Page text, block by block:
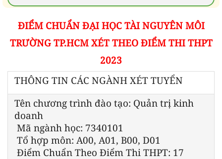
ĐIỂM CHUẨN ĐẠI HỌC TÀI NGUYÊN MÔI
TRƯỜNG TP.HCM XÉT THEO ĐIỂM THI THPT
2023
THÔNG TIN CÁC NGÀNH XÉT TUYỂN
Tên chương trình đào tạo: Quản trị kinh
doanh
Mã ngành học: 7340101
Tổ hợp môn: A00, A01, B00, D01
Điểm Chuẩn Theo Điểm Thi THPT: 17